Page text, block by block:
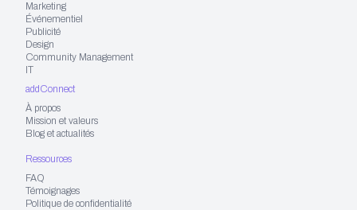
Marketing
Événementiel
Publicité
Design
Community Management
IT
addConnect
À propos
Mission et valeurs
Blog et actualités
Ressources
FAQ
Témoignages
Politique de confidentialité